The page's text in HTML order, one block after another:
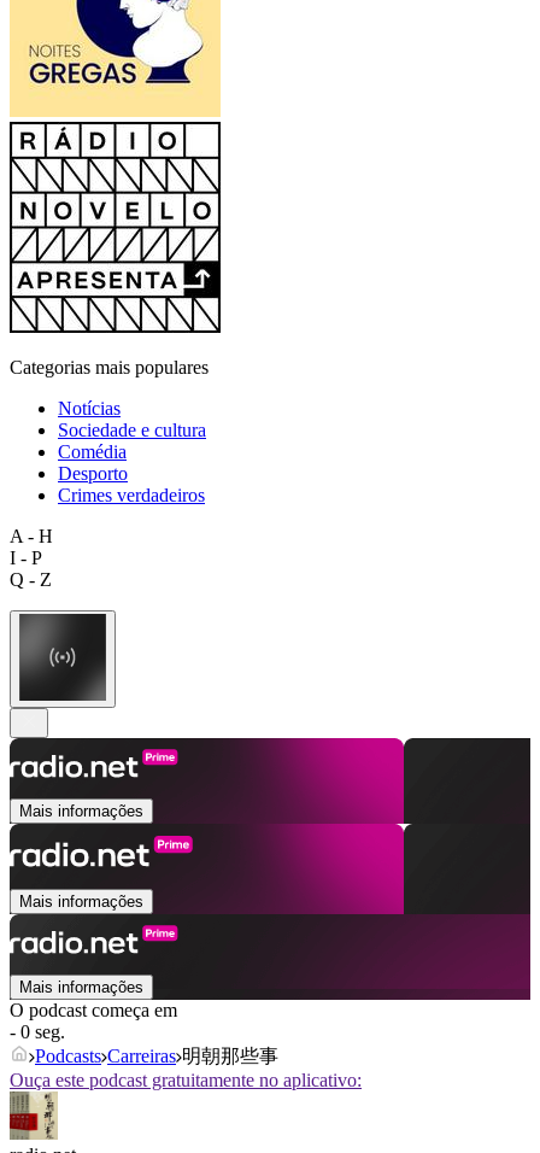
Categorias mais populares
Notícias
Sociedade e cultura
Comédia
Desporto
Crimes verdadeiros
A - H
I - P
Q - Z
Mais informações
Mais informações
Mais informações
O podcast começa em
- 0 seg.
Podcasts Carreiras 明朝那些事
Ouça este podcast gratuitamente no aplicativo: